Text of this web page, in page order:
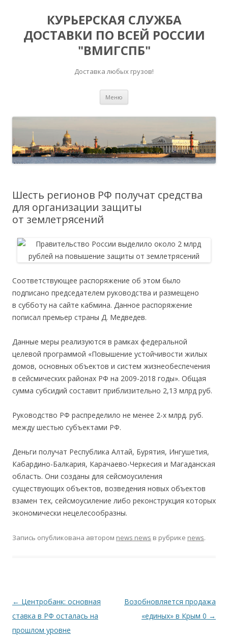
КУРЬЕРСКАЯ СЛУЖБА
ДОСТАВКИ ПО ВСЕЙ РОССИИ
"ВМИГСПБ"
Доставка любых грузов!
Меню
Шесть регионов РФ получат средства
для организации защиты
от землетрясений
Соответствующее распоряжение об этом было
подписано председателем руководства и размещено
в субботу на сайте кабмина. Данное распоряжение
пописал премьер страны Д. Медведев.
Данные меры реализуются в рамках федеральной
целевой программой «Повышение устойчивости жилых
домов, основных объектов и систем жизнеобеспечения
в сейсмических районах РФ на 2009-2018 годы». Общая
сумма субсидий составит приблизительно 2,13 млрд руб.
Руководство РФ распределило не менее 2-х млрд. руб.
между шестью субъектами РФ.
Деньги получат Республика Алтай, Бурятия, Ингушетия,
Кабардино-Балкария, Карачаево-Черкесия и Магаданская
область. Они созданы для сейсмоусиления
существующих объектов, возведения новых объектов
взамен тех, сейсмоусиление либо реконструкция которых
экономически нецелесообразны.
Запись опубликована автором news news в рубрике news.
Навигация по записям
← Центробанк: основная
ставка в РФ осталась на
прошлом уровне
Возобновляется продажа
«единых» в Крым 0 →